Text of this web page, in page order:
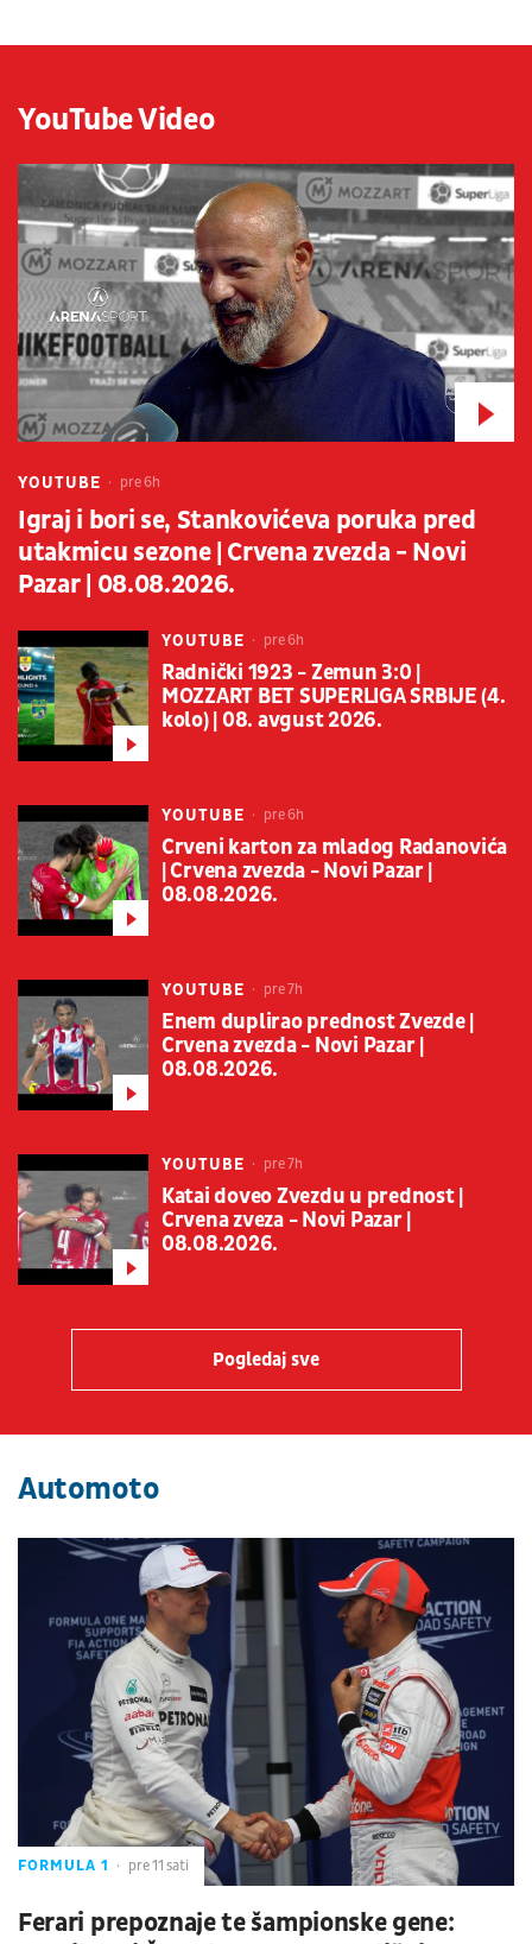
YouTube Video
YOUTUBE pre 6h
Igraj i bori se, Stankovićeva poruka pred
utakmicu sezone | Crvena zvezda - Novi
Pazar | 08.08.2026.
YOUTUBE pre 6h
Radnički 1923 - Zemun 3:0 |
MOZZART BET SUPERLIGA SRBIJE (4.
kolo) | 08. avgust 2026.
YOUTUBE pre 6h
Crveni karton za mladog Radanovića
| Crvena zvezda - Novi Pazar |
08.08.2026.
YOUTUBE pre 7h
Enem duplirao prednost Zvezde |
Crvena zvezda - Novi Pazar |
08.08.2026.
YOUTUBE pre 7h
Katai doveo Zvezdu u prednost |
Crvena zveza - Novi Pazar |
08.08.2026.
Pogledaj sve
Automoto
FORMULA 1 pre 11 sati
Ferari prepoznaje te šampionske gene: